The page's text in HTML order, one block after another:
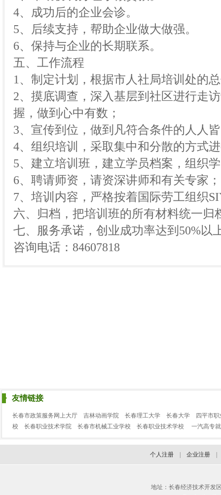
4、成功后的企业会诊。
5、后续支持，帮助企业做大做强。
6、保持与企业的长期联系。
五、工作流程
1、制定计划，根据市人社局培训处的
2、摸底调查，深入基层到社区进行走
握，做到心中有数；
3、宣传到位，做到凡符合条件的人人
4、组织培训，采取集中和分散的方式
5、建立培训班，建立学员档案，组织
6、聘请师资，请资深讲师和有关专家；
7、培训内容，严格按着国际劳工组织
六、归档，把培训班的所有材料统一归
七、服务承诺，创业成功率达到50%以
咨询电话：84607818
友情链接
长春市政策服务网上大厅 吉林动画学院 长春理工大学 长春大学
四平市
校
长春职业技术学院 长春市机械工业学校 长春职业技术学校 一汽高专
个人注册 企业注册
地址：长春经济技术开发